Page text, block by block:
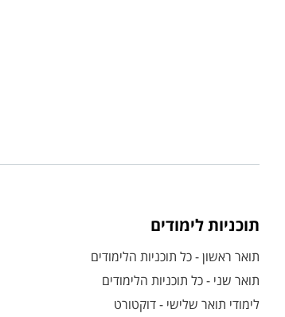
תוכניות לימודים
תואר ראשון - כל תוכניות הלימודים
תואר שני - כל תוכניות הלימודים
לימודי תואר שלישי - דוקטורט